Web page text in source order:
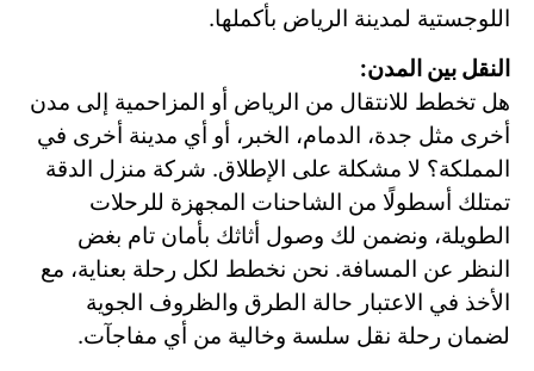
اللوجستية لمدينة الرياض بأكملها.
النقل بين المدن:
هل تخطط للانتقال من الرياض أو المزاحمية إلى مدن
أخرى مثل جدة، الدمام، الخبر، أو أي مدينة أخرى في
المملكة؟ لا مشكلة على الإطلاق. شركة منزل الدقة
تمتلك أسطولًا من الشاحنات المجهزة للرحلات
الطويلة، ونضمن لك وصول أثاثك بأمان تام بغض
النظر عن المسافة. نحن نخطط لكل رحلة بعناية، مع
الأخذ في الاعتبار حالة الطرق والظروف الجوية
لضمان رحلة نقل سلسة وخالية من أي مفاجآت.